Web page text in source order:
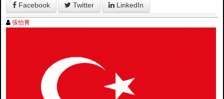
Facebook Twitter LinkedIn
張怡菁